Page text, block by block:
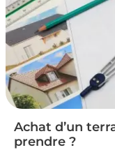
Achat d’un
prendre ?